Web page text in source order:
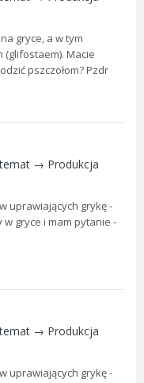
gryce, a w tym
(glifostaem). Macie
pszczołom? Pzdr
→ Produkcja
uprawiających grykę -
gryce i mam pytanie -
→ Produkcja
uprawiających grykę -